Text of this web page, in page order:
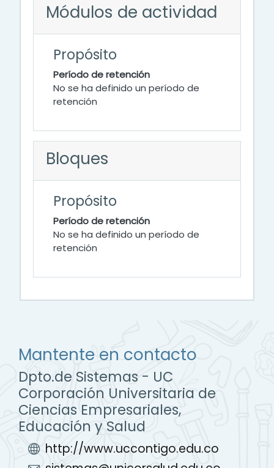
Módulos de actividad
Propósito
Período de retención
No se ha definido un período de
retención
Bloques
Propósito
Período de retención
No se ha definido un período de
retención
Mantente en contacto
Dpto.de Sistemas - UC
Corporación Universitaria de
Ciencias Empresariales,
Educación y Salud
http://www.uccontigo.edu.co